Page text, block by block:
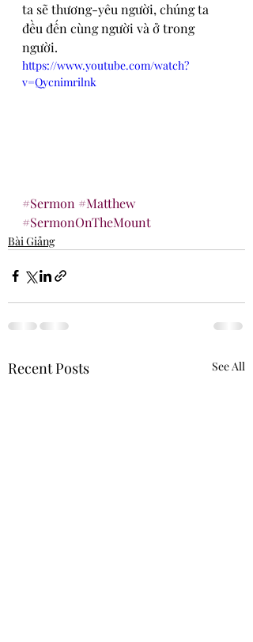
ta sẽ thương-yêu người, chúng ta
đều đến cùng người và ở trong
người.
https://www.youtube.com/watch?
v=Qycnimrilnk
#Sermon #Matthew
#SermonOnTheMount
Bài Giảng
Recent Posts See All